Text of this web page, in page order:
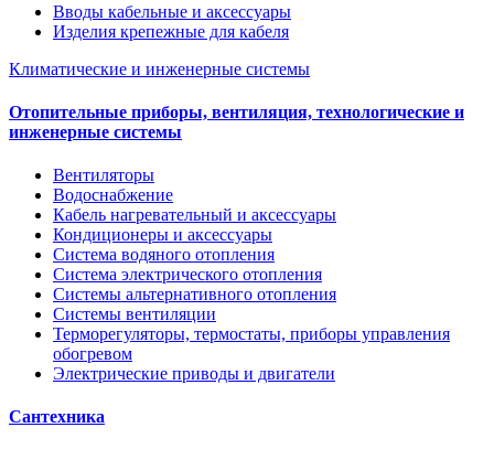
Вводы кабельные и аксессуары
Изделия крепежные для кабеля
Климатические и инженерные системы
Отопительные приборы, вентиляция, технологические и
инженерные системы
Вентиляторы
Водоснабжение
Кабель нагревательный и аксессуары
Кондиционеры и аксессуары
Система водяного отопления
Система электрического отопления
Системы альтернативного отопления
Системы вентиляции
Терморегуляторы, термостаты, приборы управления
обогревом
Электрические приводы и двигатели
Сантехника